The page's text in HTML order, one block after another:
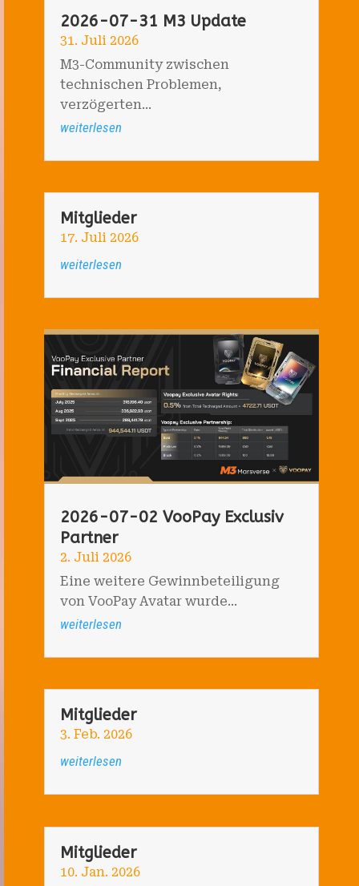
2026-07-31 M3 Update
31. Juli 2026
M3-Community zwischen
technischen Problemen,
verzögerten...
weiterlesen
Mitglieder
17. Juli 2026
weiterlesen
2026-07-02 VooPay Exclusiv
Partner
2. Juli 2026
Eine weitere Gewinnbeteiligung
von VooPay Avatar wurde...
weiterlesen
Mitglieder
3. Feb. 2026
weiterlesen
Mitglieder
10. Jan. 2026